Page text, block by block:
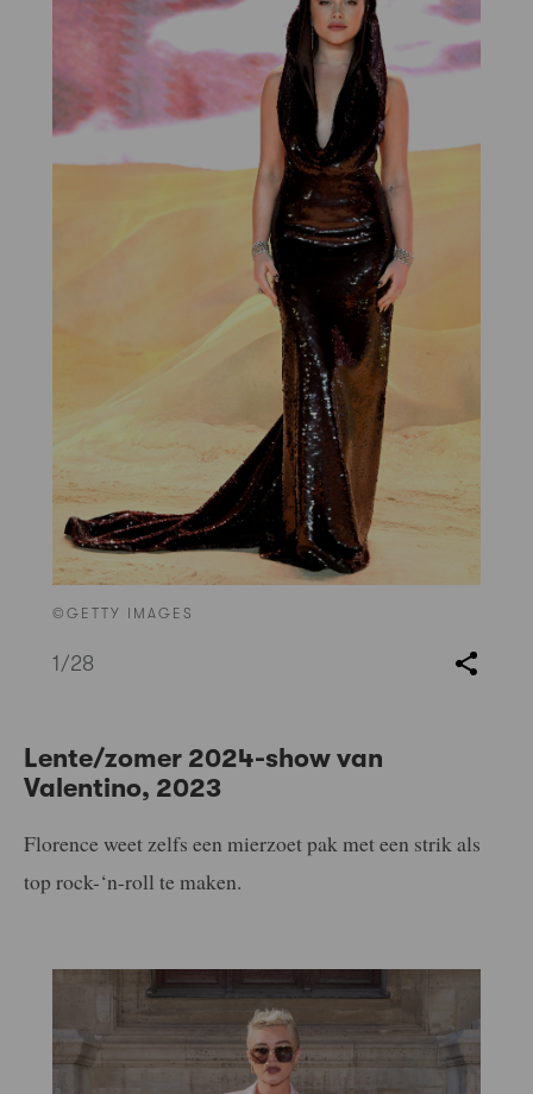
©GETTY IMAGES
1 /28
Lente/zomer 2024-show van
Valentino, 2023
Florence weet zelfs een mierzoet pak met een strik als
top rock-‘n-roll te maken.